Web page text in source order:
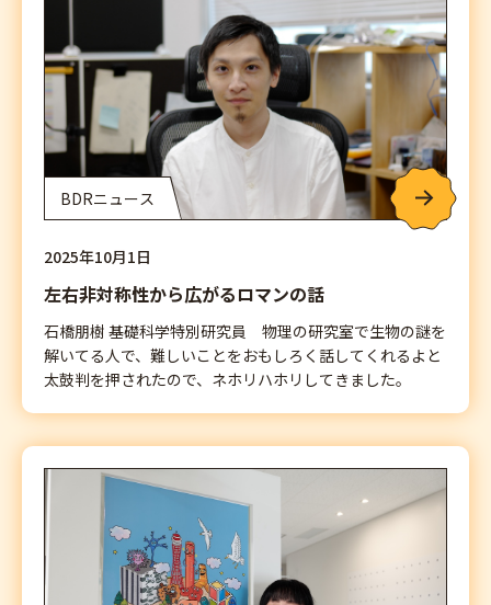
BDRニュース
2025年10月1日
左右非対称性から広がるロマンの話
石橋朋樹 基礎科学特別研究員 物理の研究室で生物の謎を
解いてる人で、難しいことをおもしろく話してくれるよと
太鼓判を押されたので、ネホリハホリしてきました。